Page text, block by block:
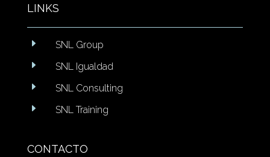
LINKS
E SNL Group
E SNL Igualdad
E SNL Consulting
E SNL Training
CONTACTO